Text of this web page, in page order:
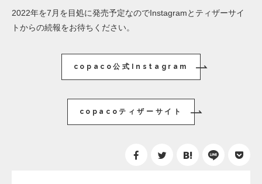
2022年を7月を目処に発売予定なのでInstagramとティザーサイ
トからの続報をお待ちください。
copaco公式Instagram
copacoティザーサイト